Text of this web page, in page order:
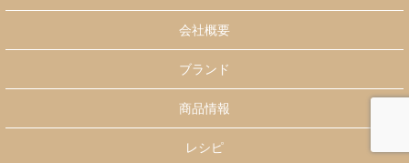
会社概要
ブランド
商品情報
レシピ